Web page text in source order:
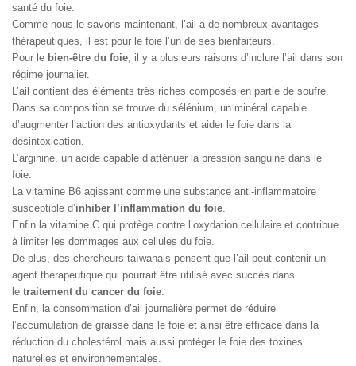
santé du foie.
Comme nous le savons maintenant, l’ail a de nombreux avantages
thérapeutiques, il est pour le foie l’un de ses bienfaiteurs.
Pour le bien-être du foie, il y a plusieurs raisons d’inclure l’ail dans son
régime journalier.
L’ail contient des éléments très riches composés en partie de soufre.
Dans sa composition se trouve du sélénium, un minéral capable
d’augmenter l’action des antioxydants et aider le foie dans la
désintoxication.
L’arginine, un acide capable d’atténuer la pression sanguine dans le
foie.
La vitamine B6 agissant comme une substance anti-inflammatoire
susceptible d’inhiber l’inflammation du foie.
Enfin la vitamine C qui protège contre l’oxydation cellulaire et contribue
à limiter les dommages aux cellules du foie.
De plus, des chercheurs taïwanais pensent que l’ail peut contenir un
agent thérapeutique qui pourrait être utilisé avec succès dans
le traitement du cancer du foie.
Enfin, la consommation d’ail journalière permet de réduire
l’accumulation de graisse dans le foie et ainsi être efficace dans la
réduction du cholestérol mais aussi protéger le foie des toxines
naturelles et environnementales.